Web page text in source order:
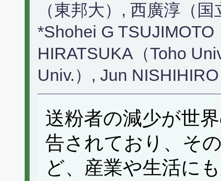
（東邦大）, 西廣淳（
*Shohei G TSUJIMOTO
HIRATSUKA（Toho
Univ.）, Jun
送粉者の減少が世
告されており、そ
ど、産業や生活に